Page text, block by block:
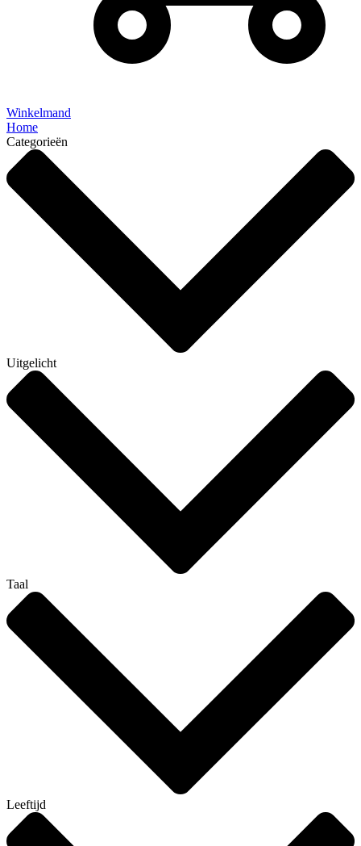
Winkelmand
Home
Categorieën
Uitgelicht
Taal
Leeftijd